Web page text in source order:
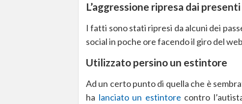
L’aggressione ripresa dai presenti
I fatti sono stati ripresi da alcuni dei
social in poche ore facendo il giro del
Utilizzato persino un estintore
Ad un certo punto di quella che è
ha lanciato un estintore contro